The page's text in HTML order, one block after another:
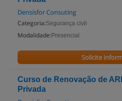
Densisfor Consuting
Categoria:Segurança civil
Modalidade: Presencial
Solicite
Curso de Renovação de
Privada